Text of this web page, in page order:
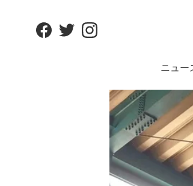
Facebook
Twitter
ニュー